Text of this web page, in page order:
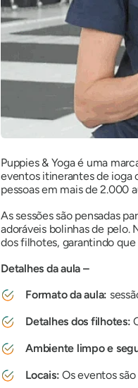
Puppies & Yoga é uma
eventos itinerantes de ioga
pessoas em mais de 2.000
As sessões são pensadas
adoráveis ​​bolinhas de pelo.
dos filhotes, garantindo que
Detalhes da aula –
Formato da aula:
Detalhes dos filhotes:
Ambiente limpo e
Locais: Os eventos